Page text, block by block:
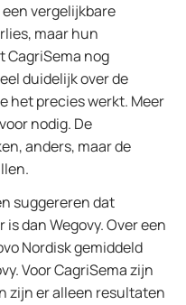
vergelijkbare
maar hun
CagriSema nog
duidelijk over de
het precies werkt. Meer
nodig. De
anders, maar de
suggereren dat
dan Wegovy. Over een
Nordisk gemiddeld
Voor CagriSema zijn
zijn er alleen resultaten